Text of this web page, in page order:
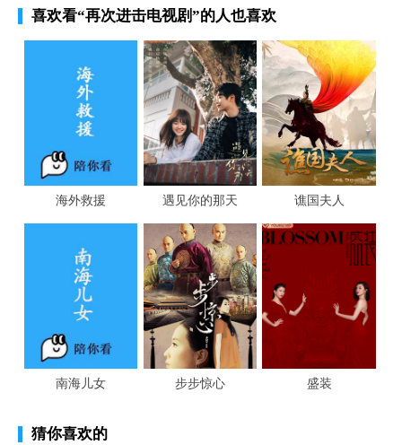
喜欢看“再次进击电视剧”的人也喜欢
海外救援 遇见你的那天 谯国夫人
南海儿女 步步惊心 盛装
猜你喜欢的